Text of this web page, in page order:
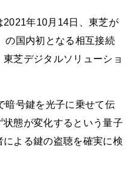
2021年10月14日、東芝が
の国内初となる相互接続
芝デジタルソリューショ
暗号鍵を光子に乗せて伝
態が変化するという量子
よる鍵の盗聴を確実に検